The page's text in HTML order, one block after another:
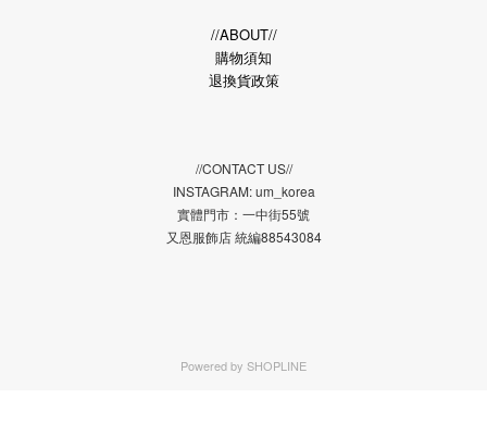
//ABOUT//
購物須知
退換貨政策
//CONTACT US//
INSTAGRAM: um_korea
實體門市：一中街55號
又恩服飾店 統編88543084
Powered by SHOPLINE